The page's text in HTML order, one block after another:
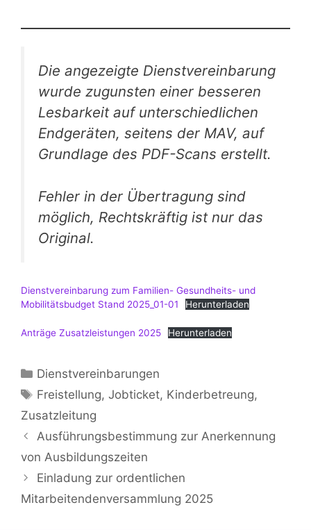
Die angezeigte Dienstvereinbarung
wurde zugunsten einer besseren
Lesbarkeit auf unterschiedlichen
Endgeräten, seitens der MAV, auf
Grundlage des PDF-Scans erstellt.
Fehler in der Übertragung sind
möglich, Rechtskräftig ist nur das
Original.
Dienstvereinbarung zum Familien- Gesundheits- und
Mobilitätsbudget Stand 2025_01-01
Herunterladen
Anträge Zusatzleistungen 2025 Herunterladen
Kategorien
Dienstvereinbarungen
Schlagwörter
Freistellung,Jobticket, Kinderbetreung,
Zusatzleitung
Ausführungsbestimmung zur Anerkennung
von Ausbildungszeiten
Einladung zur ordentlichen
Mitarbeitendenversammlung 2025